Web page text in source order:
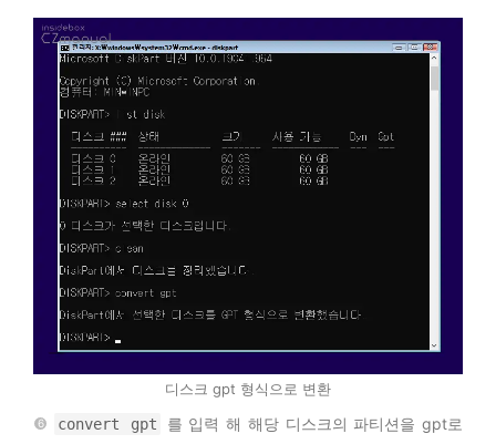
디스크 gpt 형식으로 변환
convert gpt
를 입력 해 해당 디스크의 파티션을 gpt로